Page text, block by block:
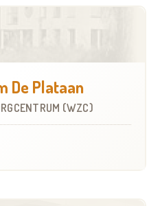
De Plataan
(WZC)